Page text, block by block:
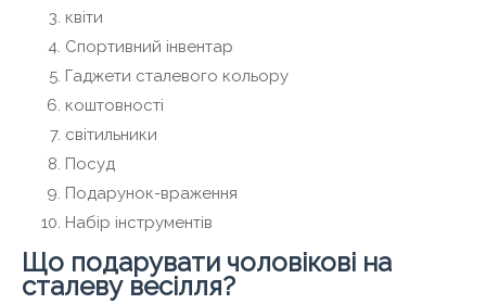
квіти
Спортивний інвентар
Гаджети сталевого кольору
коштовності
світильники
Посуд
Подарунок-враження
Набір інструментів
Що подарувати чоловікові на
сталеву весілля?